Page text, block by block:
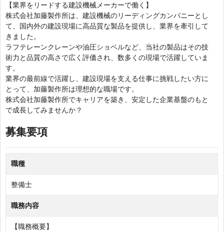
な
タ
ブ)
【業界をリードする建設機械メーカーで働く】
株式会社加藤製作所は、建設機械のリーディングカンパニーとし
て、国内外の建設現場に高品質な製品を提供し、業界を牽引して
きました。
ラフテレーンクレーンや油圧ショベルなど、当社の製品はその技
術力と品質の高さで広く評価され、数多くの現場で活躍していま
す。
業界の最前線で活躍し、建設現場を支える仕事に挑戦したい方に
とって、加藤製作所は理想的な職場です。
株式会社加藤製作所でキャリアを築き、安定した企業基盤のもと
で成長してみませんか？
募集要項
職種
整備士
職務内容
【職務概要】